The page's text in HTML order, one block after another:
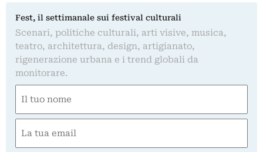
Fest, il settimanale sui festival culturali
Scenari, politiche culturali, arti visive, musica,
teatro, architettura, design, artigianato,
rigenerazione urbana e i trend globali da
monitorare.
(Obbligatorio)
(Obbligatorio)